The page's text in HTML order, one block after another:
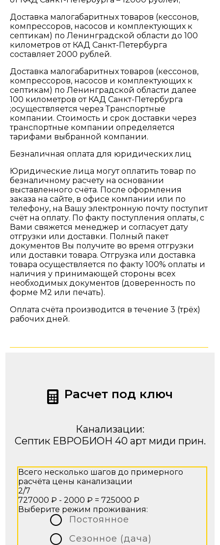
Доставка малогабаритных товаров (кессонов,
компрессоров, насосов и комплектующих к
септикам) по Ленинградской области до 100
километров от КАД Санкт-Петербурга
составляет 2000 рублей.
Доставка малогабаритных товаров (кессонов,
компрессоров, насосов и комплектующих к
септикам) по Ленинградской области далее
100 километров от КАД Санкт-Петербурга
;осуществляется через Транспортные
компании. Стоимость и срок доставки через
транспортные компании определяется
тарифами выбранной компании.
Безналичная оплата для юридических лиц
Юридические лица могут оплатить товар по
безналичному расчету на основании
выставленного счёта. После оформления
заказа на сайте, в офисе компании или по
телефону, на Вашу электронную почту поступит
счёт на оплату. По факту поступления оплаты, с
Вами свяжется менеджер и согласует дату
отгрузки или доставки. Полный пакет
документов Вы получите во время отгрузки
или доставки товара. Отгрузка или доставка
товара осуществляется по факту 100% оплаты и
наличия у принимающей стороны всех
необходимых документов (доверенность по
форме М2 или печать).
Оплата счёта производится в течение 3 (трёх)
рабочих дней.
Расчет под ключ
Канализации:
Септик ЕВРОБИОН 40 арт миди прин.
Всего несколько шагов до примерного
расчёта цены канализации
2/7
727000 ₽ - 2000 ₽ = 725000 ₽
Выберите режим проживания:
Постоянное
Сезонное (дача)